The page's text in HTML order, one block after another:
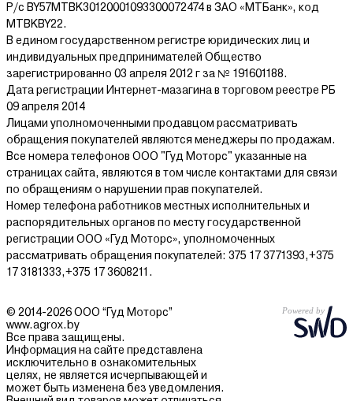
Р/с BY57MTBK30120001093300072474 в ЗАО «МТБанк», код
MTBKBY22.
В едином государственном регистре юридических лиц и
индивидуальных предпринимателей Общество
зарегистрированно 03 апреля 2012 г за № 191601188.
Дата регистрации Интернет-мазагина в торговом реестре РБ
09 апреля 2014
Лицами уполномоченными продавцом рассматривать
обращения покупателей являются менеджеры по продажам.
Все номера телефонов ООО "Гуд Моторс" указанные на
страницах сайта, являются в том числе контактами для связи
по обращениям о нарушении прав покупателей.
Номер телефона работников местных исполнительных и
распорядительных органов по месту государственной
регистрации ООО «Гуд Моторс», уполномоченных
рассматривать обращения покупателей: 375 17 3771393,+375
17 3181333,+375 17 3608211.
© 2014-2026 ООО “Гуд Моторс”
www.agrox.by
Все права защищены.
Информация на сайте представлена
исключительно в ознакомительных
целях, не является исчерпывающей и
может быть изменена без уведомления.